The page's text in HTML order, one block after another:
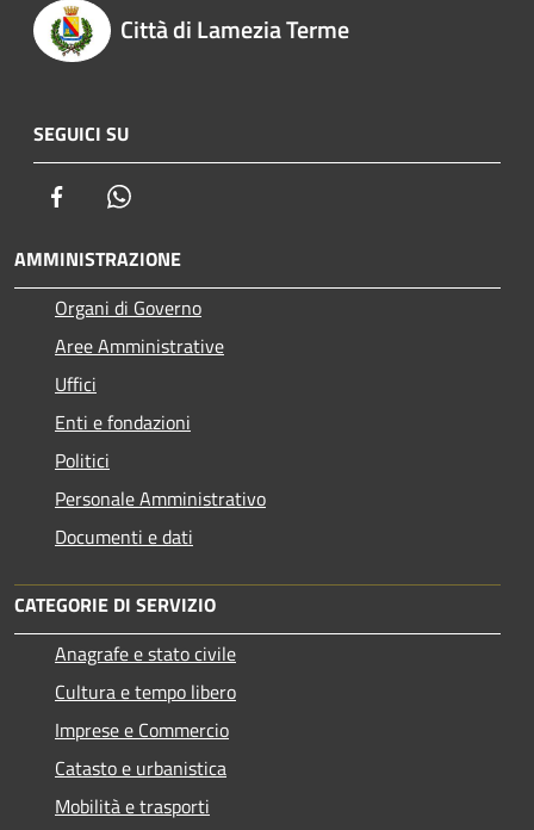
Città di Lamezia Terme
SEGUICI SU
Facebook
AMMINISTRAZIONE
Organi di Governo
Aree Amministrative
Uffici
Enti e fondazioni
Politici
Personale Amministrativo
Documenti e dati
CATEGORIE DI SERVIZIO
Anagrafe e stato civile
Cultura e tempo libero
Imprese e Commercio
Catasto e urbanistica
Mobilità e trasporti